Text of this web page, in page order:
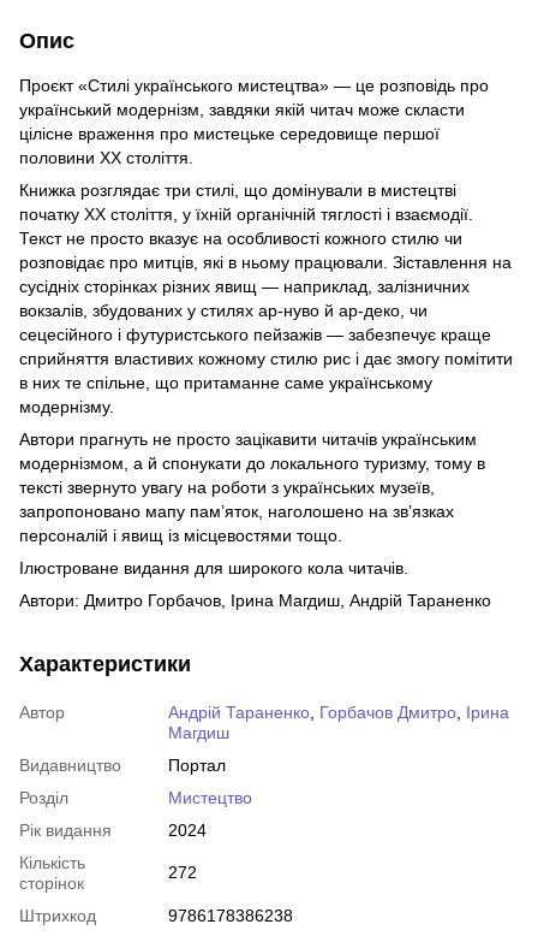
Опис
Проєкт «Стилі українського мистецтва» — це розповідь про
український модернізм, завдяки якій читач може скласти
цілісне враження про мистецьке середовище першої
половини ХХ століття.
Книжка розглядає три стилі, що домінували в мистецтві
початку ХХ століття, у їхній органічній тяглості і взаємодії.
Текст не просто вказує на особливості кожного стилю чи
розповідає про митців, які в ньому працювали. Зіставлення на
сусідніх сторінках різних явищ — наприклад, залізничних
вокзалів, збудованих у стилях ар-нуво й ар-деко, чи
сецесійного і футуристського пейзажів — забезпечує краще
сприйняття властивих кожному стилю рис і дає змогу помітити
в них те спільне, що притаманне саме українському
модернізму.
Автори прагнуть не просто зацікавити читачів українським
модернізмом, а й спонукати до локального туризму, тому в
тексті звернуто увагу на роботи з українських музеїв,
запропоновано мапу пам’яток, наголошено на зв’язках
персоналій і явищ із місцевостями тощо.
Ілюстроване видання для широкого кола читачів.
Автори: Дмитро Горбачов, Ірина Магдиш, Андрій Тараненко
Характеристики
Автор Андрій Тараненко Горбачов Дмитро Ірина
Магдиш
Видавництво
Портал
Розділ
Мистецтво
Рік видання
2024
Кількість
сторінок
272
Штрихкод
9786178386238